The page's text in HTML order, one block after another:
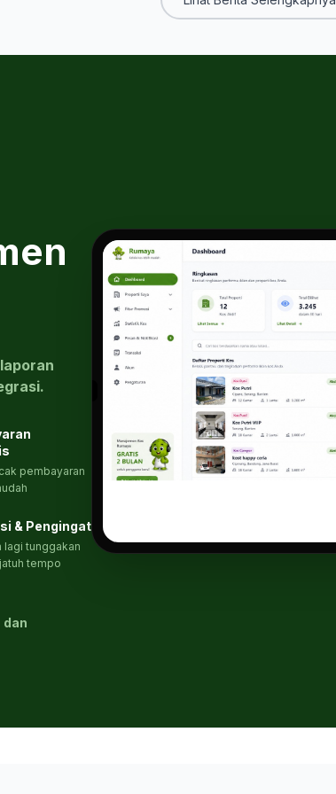
propose de nombreuses options
Denpasar et Kuta.
pembayaran
& Pengingat
lagi tunggakan
tempo